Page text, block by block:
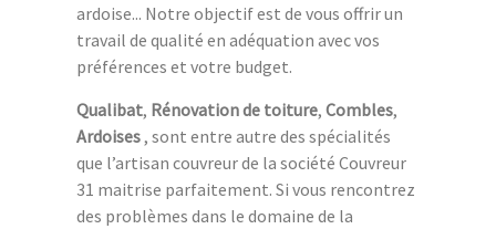
ardoise... Notre objectif est de vous offrir un
travail de qualité en adéquation avec vos
préférences et votre budget.
Qualibat, Rénovation de toiture, Combles,
Ardoises , sont entre autre des spécialités
que l’artisan couvreur de la société Couvreur
31 maitrise parfaitement. Si vous rencontrez
des problèmes dans le domaine de la